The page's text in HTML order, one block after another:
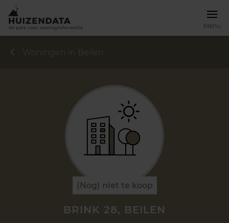
Menu
Woningen in Beilen
(Nog) niet te koop
BRINK 28, BEILEN